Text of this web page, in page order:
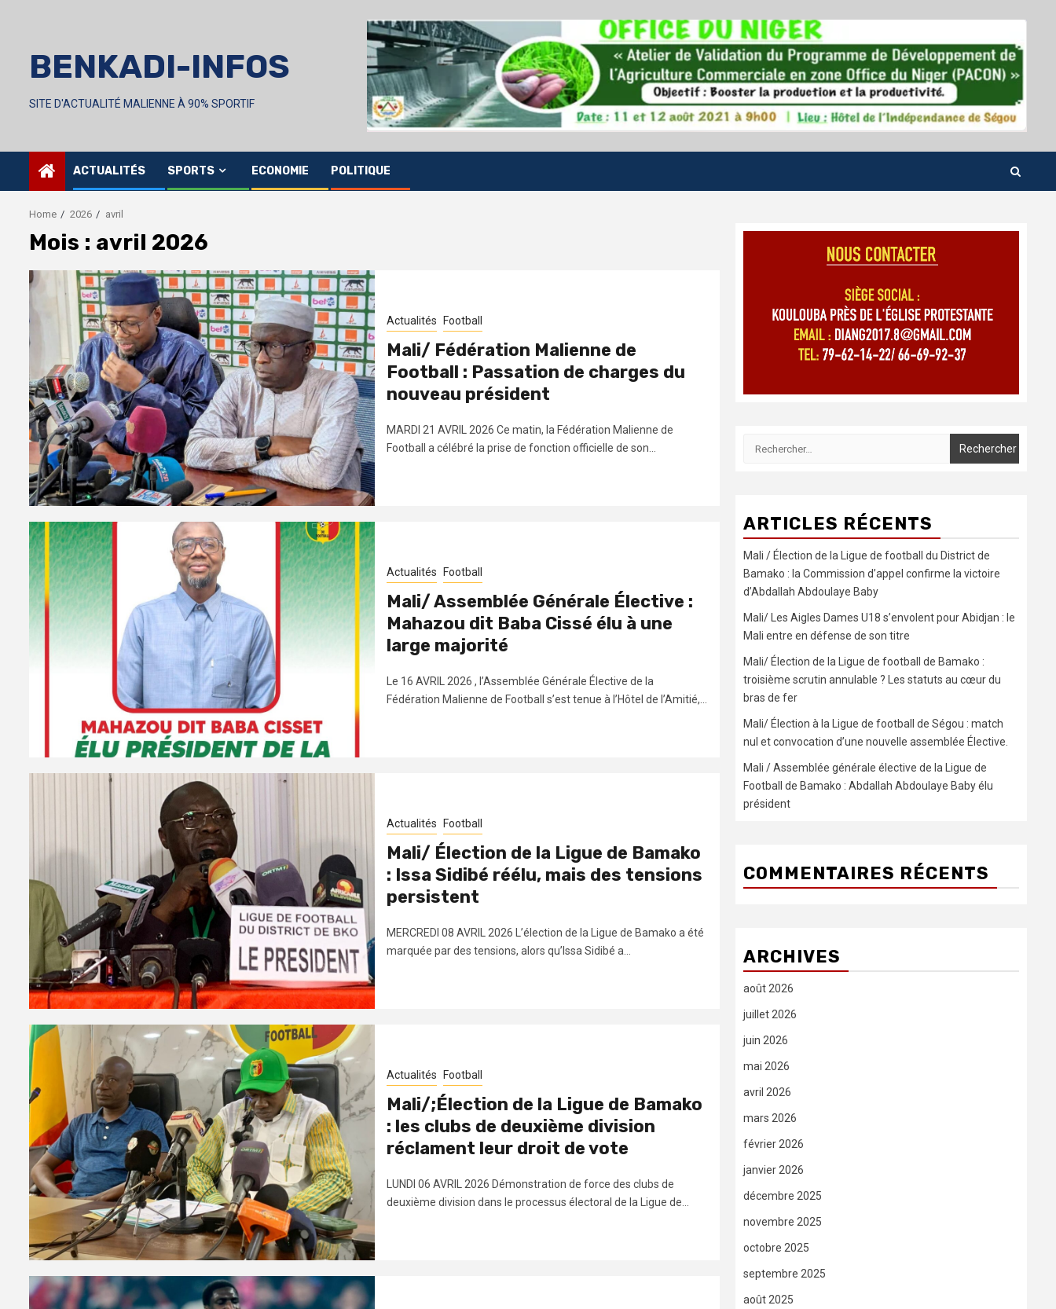
BENKADI-INFOS
SITE D'ACTUALITÉ MALIENNE À 90% SPORTIF
ACTUALITÉS SPORTS ECONOMIE POLITIQUE
Home 2026 avril
Mois : avril 2026
Actualités Football
Mali/ Fédération Malienne de
Football : Passation de charges du
nouveau président
MARDI 21 AVRIL 2026 Ce matin, la Fédération Malienne de
Football a célébré la prise de fonction officielle de son...
Actualités Football
Mali/ Assemblée Générale Élective :
Mahazou dit Baba Cissé élu à une
large majorité
Le 16 AVRIL 2026 , l’Assemblée Générale Élective de la
Fédération Malienne de Football s’est tenue à l’Hôtel de l’Amitié,...
Actualités Football
Mali/ Élection de la Ligue de Bamako
: Issa Sidibé réélu, mais des tensions
persistent
MERCREDI 08 AVRIL 2026 L’élection de la Ligue de Bamako a été
marquée par des tensions, alors qu’Issa Sidibé a...
Actualités Football
Mali/;Élection de la Ligue de Bamako
: les clubs de deuxième division
réclament leur droit de vote
LUNDI 06 AVRIL 2026 Démonstration de force des clubs de
deuxième division dans le processus électoral de la Ligue de...
ARTICLES RÉCENTS
Mali / Élection de la Ligue de football du District de
Bamako : la Commission d’appel confirme la victoire
d’Abdallah Abdoulaye Baby
Mali/ Les Aigles Dames U18 s’envolent pour Abidjan : le
Mali entre en défense de son titre
Mali/ Élection de la Ligue de football de Bamako :
troisième scrutin annulable ? Les statuts au cœur du
bras de fer
Mali/ Élection à la Ligue de football de Ségou : match
nul et convocation d’une nouvelle assemblée Élective.
Mali / Assemblée générale élective de la Ligue de
Football de Bamako : Abdallah Abdoulaye Baby élu
président
COMMENTAIRES RÉCENTS
ARCHIVES
août 2026
juillet 2026
juin 2026
mai 2026
avril 2026
mars 2026
février 2026
janvier 2026
décembre 2025
novembre 2025
octobre 2025
septembre 2025
août 2025